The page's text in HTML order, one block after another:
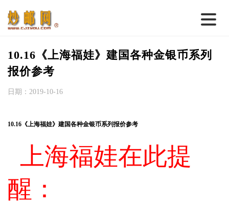
首 页
热点话题
邮币卡苑
实战论坛
10.16《上海福娃》建国各种金银币系列
报价参考
日期：2019-10-16
10.16《上海福娃》建国各种金银币系列报价参考
上海福娃在此提
醒：